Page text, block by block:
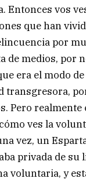
Entonces vos
que han
por
de medios, por
era el modo
transgresora,
Pero realmente
ves la
vez, un
privada de su
voluntaria, y